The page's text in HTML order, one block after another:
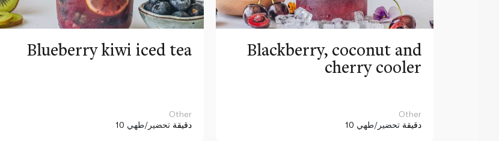
Blueberry kiwi iced tea
Other
10 دقيقة تحضير/طهي
Blackberry, coconut and
cherry cooler
Other
10 دقيقة تحضير/طهي